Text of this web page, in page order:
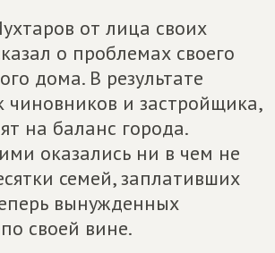
от лица своих
о проблемах своего
дома. В результате
чиновников и застройщика,
на баланс города.
оказались ни в чем не
семей, заплативших
вынужденных
своей вине.